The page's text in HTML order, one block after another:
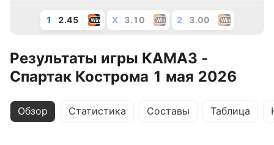
1 2.45 X 3.10 2 3.00
Результаты игры КАМАЗ -
Спартак Кострома 1 мая 2026
Обзор Статистика Составы Таблица